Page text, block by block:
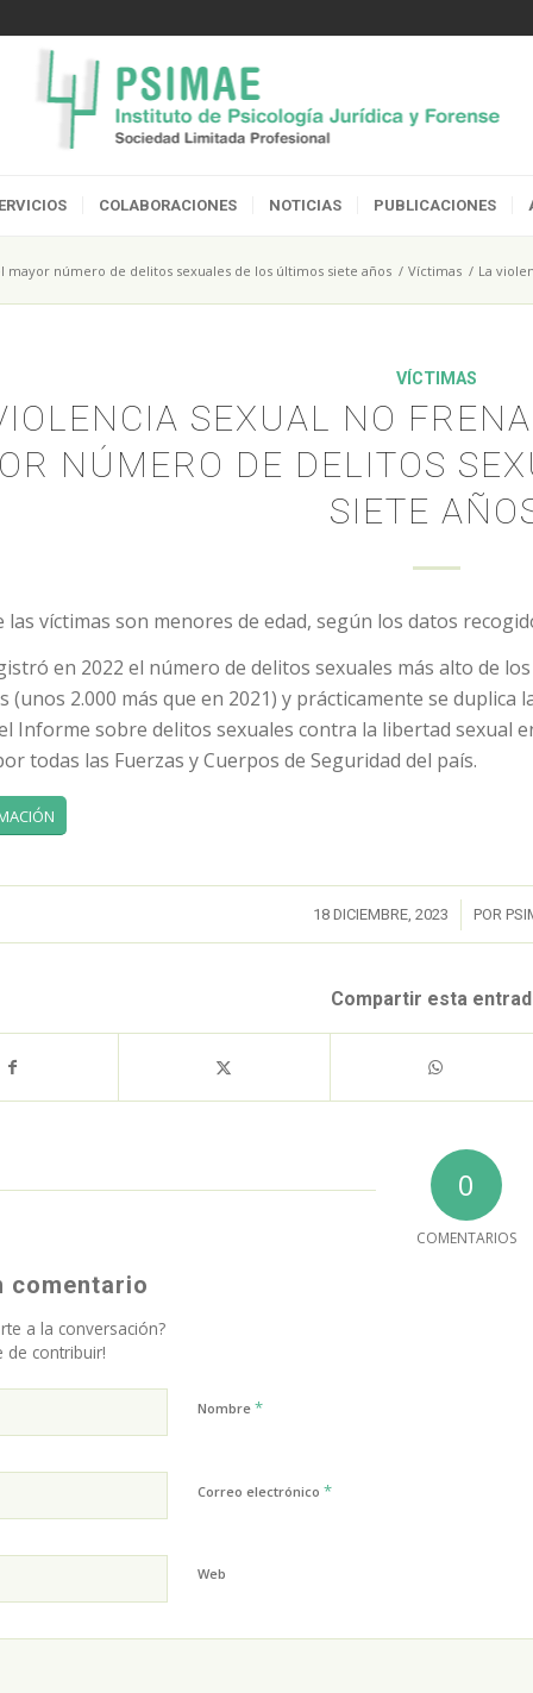
COLABORACIONES NOTICIAS PUBLICACIONES
mayor número de delitos sexuales de los últimos siete años / Víctimas / La
VÍCTIMAS
SEXUAL NO
NÚMERO DE DELITOS
SIETE
las víctimas son menores de edad, según los datos
en 2022 el número de delitos sexuales más alto de
(unos 2.000 más que en 2021) y prácticamente se
Informe sobre delitos sexuales contra la libertad sexual
todas las Fuerzas y Cuerpos de Seguridad del país.
18 DICIEMBRE, 2023
/ POR
Compartir esta
0
COMENTARIOS
comentario
a la conversación?
de contribuir!
Nombre *
Correo electrónico *
Web